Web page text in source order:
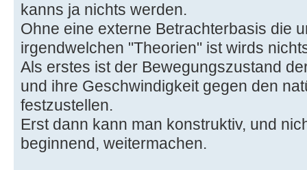
kanns ja nichts werden.
Ohne eine externe Betrachterbasis die
irgendwelchen "Theorien" ist wirds
Als erstes ist der Bewegungszustand
und ihre Geschwindigkeit gegen den
festzustellen.
Erst dann kann man konstruktiv, und
beginnend, weitermachen.